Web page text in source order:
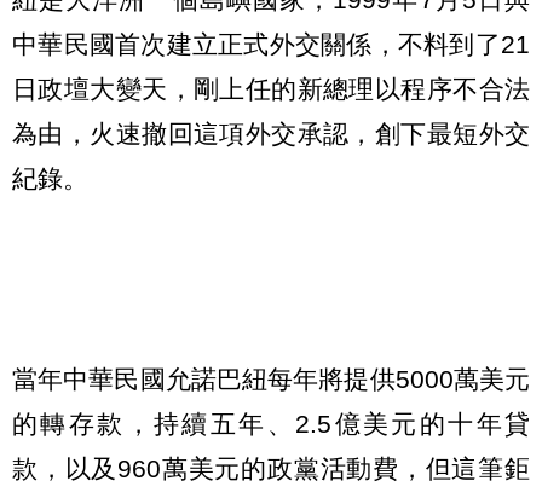
中華民國首次建立正式外交關係，不料到了21
日政壇大變天，剛上任的新總理以程序不合法
為由，火速撤回這項外交承認，創下最短外交
紀錄。
當年中華民國允諾巴紐每年將提供5000萬美元
的轉存款，持續五年、2.5億美元的十年貸
款，以及960萬美元的政黨活動費，但這筆鉅